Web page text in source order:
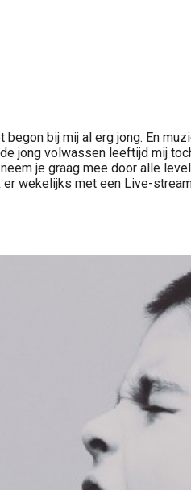
bij mij al erg jong. En
jong volwassen leeftijd mij
je graag mee door alle
wekelijks met een Live-